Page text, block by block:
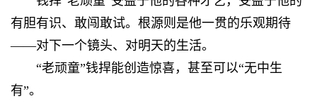
有胆有识、敢闯敢试。根源则是他一贯的乐观期待
——对下一个镜头、对明天的生活。
“老顽童”钱捍能创造惊喜，甚至可以“无中生
有”。